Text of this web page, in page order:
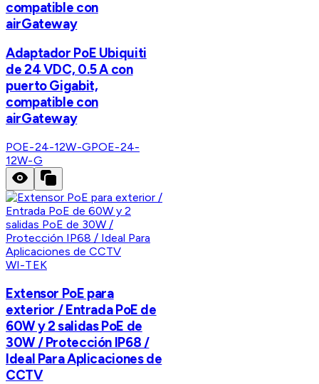
compatible con
airGateway
Adaptador PoE Ubiquiti
de 24 VDC, 0.5 A con
puerto Gigabit,
compatible con
airGateway
POE-24-12W-GPOE-24-
12W-G
WI-TEK
Extensor PoE para
exterior / Entrada PoE de
60W y 2 salidas PoE de
30W / Protección IP68 /
Ideal Para Aplicaciones de
CCTV